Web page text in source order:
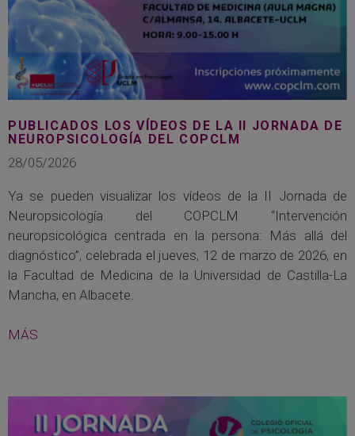
PUBLICADOS LOS VÍDEOS DE LA II JORNADA DE
NEUROPSICOLOGÍA DEL COPCLM
28/05/2026
Ya se pueden visualizar los vídeos de la II Jornada de
Neuropsicología del COPCLM “Intervención
neuropsicológica centrada en la persona: Más allá del
diagnóstico”, celebrada el jueves, 12 de marzo de 2026, en
la Facultad de Medicina de la Universidad de Castilla-La
Mancha, en Albacete.
MÁS